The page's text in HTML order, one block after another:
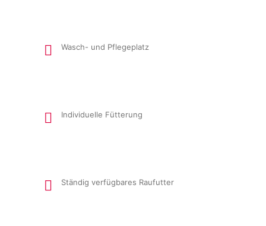
Wasch- und Pflegeplatz
Individuelle Fütterung
Ständig verfügbares Raufutter